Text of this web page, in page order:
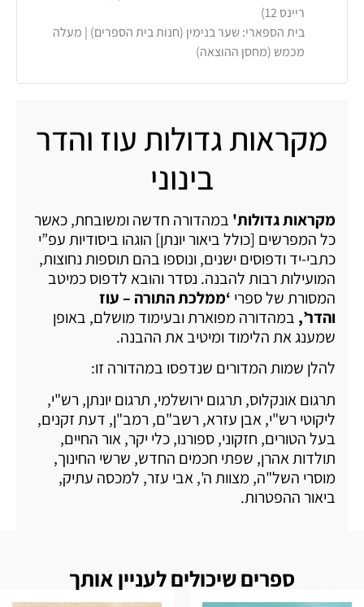
ריינס 12)
בית הספארי: שער בנימין (חנות בית הספרים) | מעלה
מכמש (מחסן ההוצאה)
מקראות גדולות עוז והדר
בינוני
מקראות גדולות' במהדורה חדשה ומשובחת, כאשר
כל המפרשים [כולל ביאור יונתן] הוגהו ביסודיות עפ”י
כתבי-יד ודפוסים ישנים, ונוספו בהם תוספות נחוצות,
המועילות רבות להבנה. נסדר והובא לדפוס כמיטב
המסורת של ספרי ‘ממלכת התורה – עוז
והדר’, במהדורה מפוארת ובעימוד מושלם, באופן
שמענג את הלימוד ומיטיב את ההבנה.
להלן שמות המדורים שנדפסו במהדורה זו:
תרגום אונקלוס, תרגום ירושלמי, תרגום יונתן, רש"י,
ליקוטי רש"י, אבן עזרא, רשב"ם, רמב"ן, דעת זקנים,
בעל הטורים, חזקוני, ספורנו, כלי יקר, אור החיים,
תולדות אהרן, שפתי חכמים החדש, שרשי החינוך,
מוסרי השל"ה, מצוות ה', אבי עזר, למכסה עתיק,
ביאור ההפטרות.
ספרים שיכולים לעניין אותך